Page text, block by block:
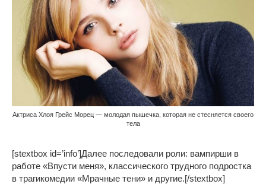
Актриса Хлоя Грейс Морец — молодая пышечка, которая не стесняется своего
тела
[stextbox id=’info’]Далее последовали роли: вампирши в
работе «Впусти меня», классического трудного подростка
в трагикомедии «Мрачные тени» и другие.[/stextbox]